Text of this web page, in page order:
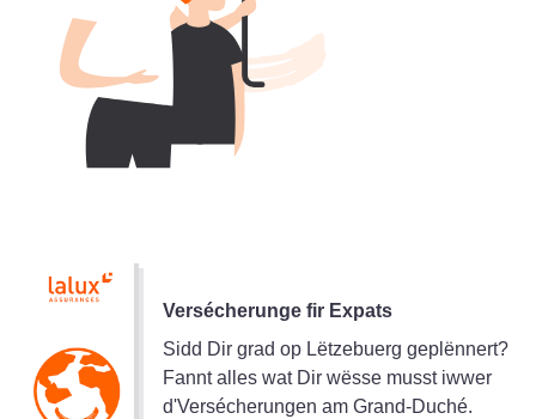
Versécherunge fir Expats
Sidd Dir grad op Lëtzebuerg geplënnert?
Fannt alles wat Dir wësse musst iwwer
d'Versécherungen am Grand-Duché.